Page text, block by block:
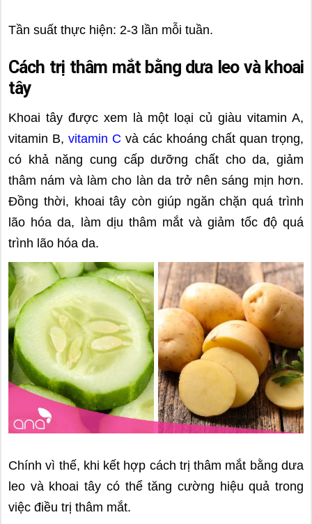
Tần suất thực hiện: 2-3 lần mỗi tuần.
Cách trị thâm mắt bằng dưa leo và khoai
tây
Khoai tây được xem là một loại củ giàu vitamin A,
vitamin B, vitamin C và các khoáng chất quan trọng,
có khả năng cung cấp dưỡng chất cho da, giảm
thâm nám và làm cho làn da trở nên sáng mịn hơn.
Đồng thời, khoai tây còn giúp ngăn chặn quá trình
lão hóa da, làm dịu thâm mắt và giảm tốc độ quá
trình lão hóa da.
Chính vì thế, khi kết hợp cách trị thâm mắt bằng dưa
leo và khoai tây có thể tăng cường hiệu quả trong
việc điều trị thâm mắt.